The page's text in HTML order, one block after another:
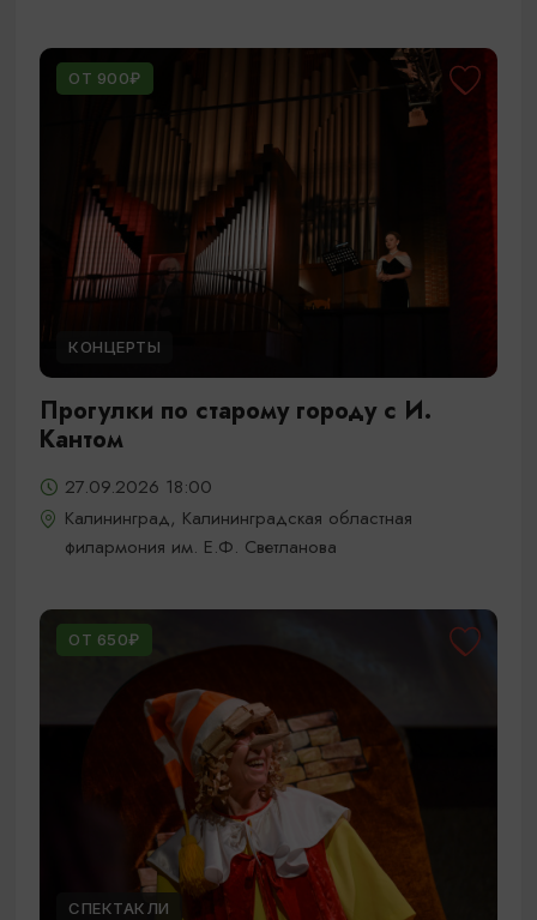
ОТ 900₽
КОНЦЕРТЫ
Прогулки по старому городу с И.
Кантом
27.09.2026 18:00
Калининград, Калининградская областная
филармония им. Е.Ф. Светланова
ОТ 650₽
СПЕКТАКЛИ